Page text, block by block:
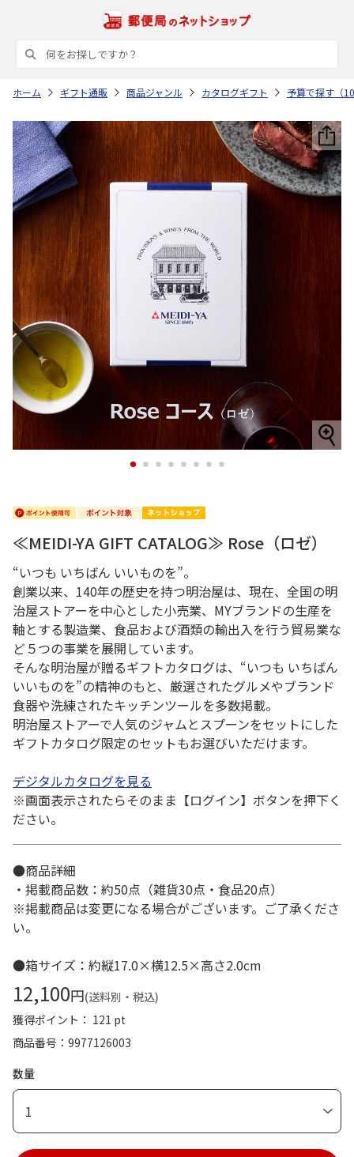
ホーム ギフト通販 商品ジャンル カタログギフト 予算で探す（
1 2 3 4 5 6 7 8
≪MEIDI-YA GIFT CATALOG≫ Rose（ロゼ）
“いつも いちばん いいものを”。
創業以来、140年の歴史を持つ明治屋は、現在、全国の明
治屋ストアーを中心とした小売業、MYブランドの生産を
軸とする製造業、食品および酒類の輸出入を行う貿易業な
ど５つの事業を展開しています。
そんな明治屋が贈るギフトカタログは、“いつも いちばん
いいものを”の精神のもと、厳選されたグルメやブランド
食器や洗練されたキッチンツールを多数掲載。
明治屋ストアーで人気のジャムとスプーンをセットにした
ギフトカタログ限定のセットもお選びいただけます。
デジタルカタログを見る
※画面表示されたらそのまま【ログイン】ボタンを押下く
ださい。
●商品詳細
・掲載商品数：約50点（雑貨30点・食品20点）
※掲載商品は変更になる場合がございます。ご了承くださ
い。
●箱サイズ：約縦17.0×横12.5×高さ2.0cm
12,100円(送料別・税込)
獲得ポイント： 121 pt
商品番号
9977126003
数量
1